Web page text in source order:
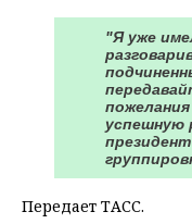
"Я уже
успешную
Передает ТАСС.